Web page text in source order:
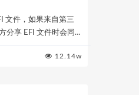
文件，如果来自第三
分享 EFI 文件时会同
12.14w